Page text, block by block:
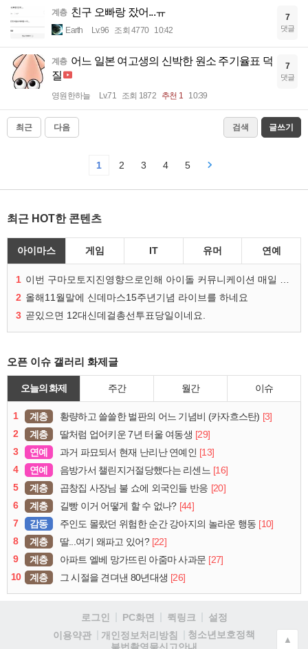
계층 친구 오빠랑 잤어...ㅠ
Earth Lv.96 조회 4770 10:42
7
댓글
계층 어느 일본 여고생의 신박한 원소 주기율표 덕
질
영원한하늘 Lv.71 조회 1872 추천 1 10:39
7
댓글
최근 다음 검색 글쓰기
1 2 3 4 5
최근 HOT한 콘텐츠
아이마스 게임 IT 유머 연예
1
2 올해11월말에 신데마스15주년기념 라이브를 하네요
3 곧있으면 12대신데걸총선투표당일이네요.
오픈 이슈 갤러리 화제글
오늘의 화제 주간 월간 이슈
1 계층 황량하고 쓸쓸한 벌판의 어느 기념비 (카자흐스탄) [3]
2
계층 딸처럼 업어키운 7년 터울 여동생 [29]
3
연예 과거 파묘되서 현재 난리난 연예인 [13]
4
연예 음방가서 챌린지거절당했다는 리센느 [16]
5
계층 곱창집 사장님 불 쇼에 외국인들 반응 [20]
6
계층 길빵 이거 어떻게 할 수 없나? [44]
7
감동 주인도 몰랐던 위험한 순간 강아지의 놀라운 행동 [10]
8
계층 딸...여기 왜파고 있어? [22]
9
계층 아파트 엘베 망가뜨린 아줌마 사과문 [27]
10
계층 그 시절을 견뎌낸 80년대생 [26]
로그인 PC화면 퀵링크
설정
이용약관
개인정보처리방침
청소년보호정책
불법촬영물신고안내
▲